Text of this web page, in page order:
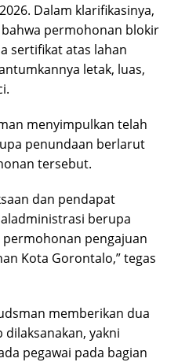
Dalam klarifikasinya,
permohonan blokir
sertifikat atas lahan
letak, luas,
menyimpulkan telah
penundaan berlarut
tersebut.
dan pendapat
berupa
pengajuan
Kota Gorontalo,” tegas
memberikan dua
yakni
pegawai pada bagian